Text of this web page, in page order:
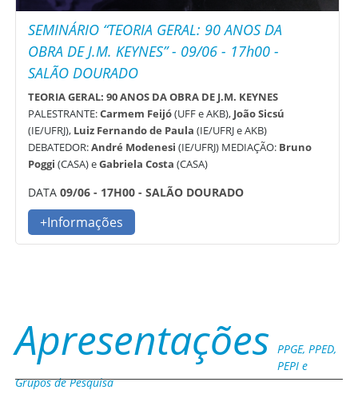
SEMINÁRIO “TEORIA GERAL: 90 ANOS DA
OBRA DE J.M. KEYNES” - 09/06 - 17h00 -
SALÃO DOURADO
TEORIA GERAL: 90 ANOS DA OBRA DE J.M. KEYNES
PALESTRANTE:Carmem Feijó(UFF e AKB),João Sicsú
(IE/UFRJ), Luiz Fernando de Paula (IE/UFRJ e AKB)
DEBATEDOR:André Modenesi (IE/UFRJ) MEDIAÇÃO: Bruno
Poggi (CASA) eGabriela Costa (CASA)
DATA09/06 - 17H00 - SALÃO DOURADO
+Informações
Apresentações
PPGE, PPED,
PEPI e
Grupos de Pesquisa